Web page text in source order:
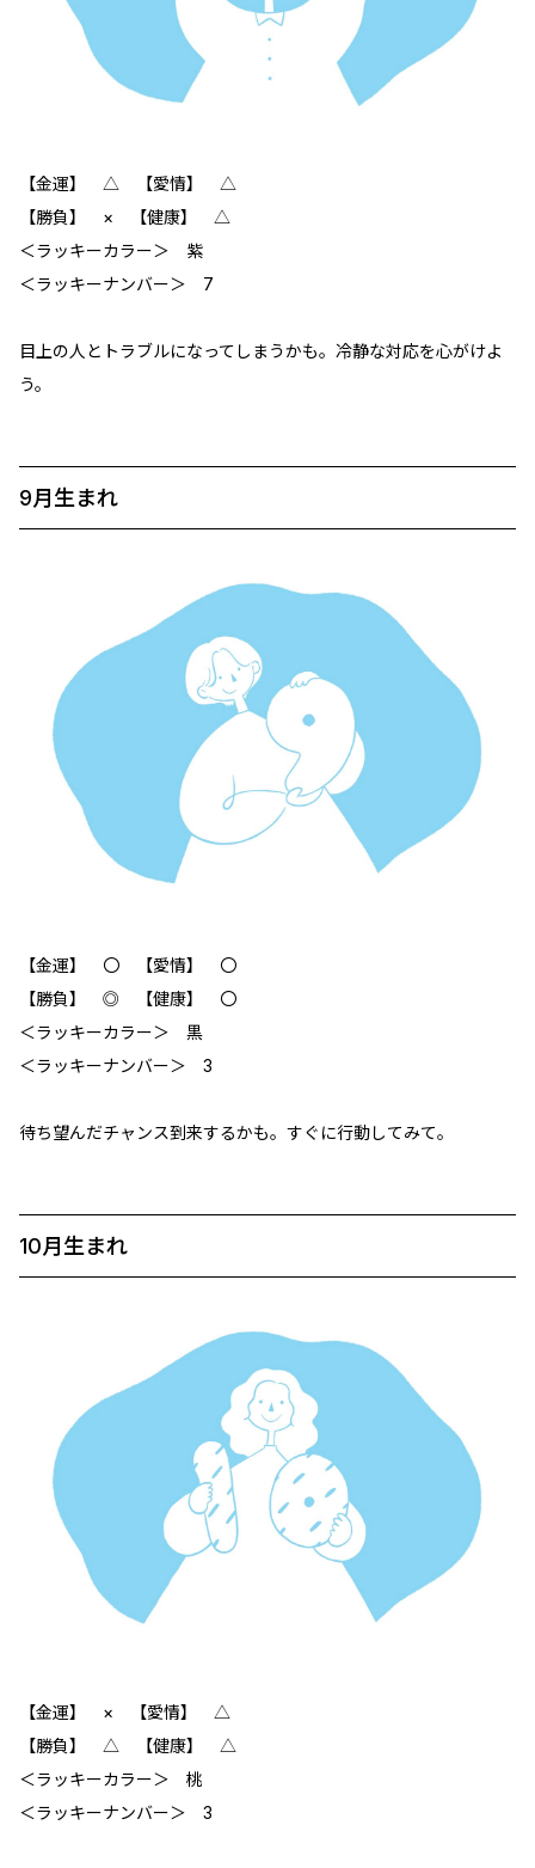
【金運】 △ 【愛情】 △
【勝負】 ‪× 【健康】 △
＜ラッキーカラー＞ 紫
＜ラッキーナンバー＞ 7
目上の人とトラブルになってしまうかも。冷静な対応を心がけよ
う。
9月生まれ
【金運】 〇 【愛情】 〇
【勝負】 ◎ 【健康】 〇
＜ラッキーカラー＞ 黒
＜ラッキーナンバー＞ 3
待ち望んだチャンス到来するかも。すぐに行動してみて。
10月生まれ
【金運】 × 【愛情】 △
【勝負】 △ 【健康】 △
＜ラッキーカラー＞ 桃
＜ラッキーナンバー＞ 3